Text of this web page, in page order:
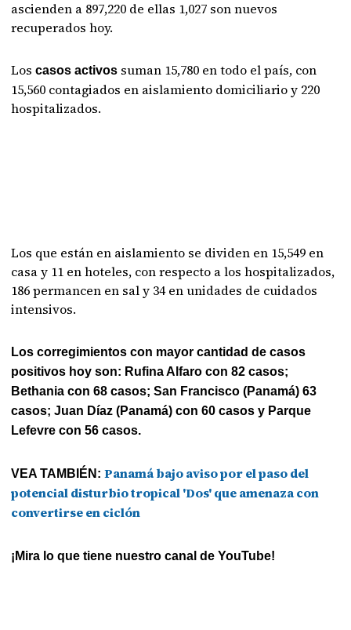
ascienden a 897,220 de ellas 1,027 son nuevos
recuperados hoy.
Loscasos activos suman 15,780 en todo el país, con
15,560 contagiados en aislamiento domiciliario y 220
hospitalizados.
Los que están en aislamiento se dividen en 15,549 en
casa y 11 en hoteles, con respecto a los hospitalizados,
186 permancen en sal y 34 en unidades de cuidados
intensivos.
Los corregimientos con mayor cantidad de casos
positivos hoy son: Rufina Alfaro con 82 casos;
Bethania con 68 casos; San Francisco (Panamá) 63
casos; Juan Díaz (Panamá) con 60 casos y Parque
Lefevre con 56 casos.
VEA TAMBIÉN:Panamá bajo aviso por el paso del
potencial disturbio tropical 'Dos' que amenaza con
convertirse en ciclón
¡Mira lo que tiene nuestro canal de YouTube!